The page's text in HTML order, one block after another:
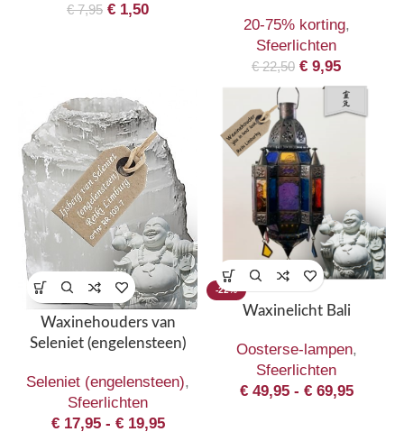
€7,95 € 1,50
20-75% korting,
Sfeerlichten
€22,50 € 9,95
Waxinehouders van
Seleniet (engelensteen)
Seleniet (engelensteen),
Sfeerlichten
€17,95 - €19,95
-22%
Waxinelicht Bali
Oosterse-lampen,
Sfeerlichten
€49,95 - €69,95